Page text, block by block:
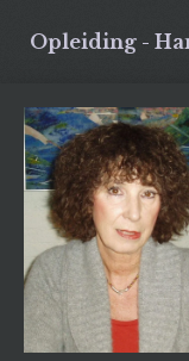
direct
de
hoofdinhoud